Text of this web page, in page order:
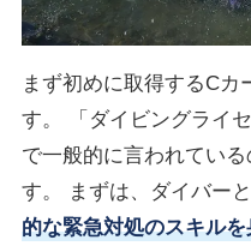
まず初めに取得するCカ
す。 「ダイビングライ
で一般的に言われてい
す。 まずは、ダイバー
的な緊急対処のスキル